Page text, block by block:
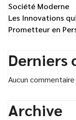
Société Moderne
Les Innovations
Prometteur en
Derniers
Aucun
Archive